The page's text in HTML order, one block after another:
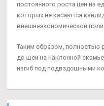
постоянного роста цен на
которых не касаются
внешнеэкономической
Таким образом, полностью
до шеи на наклонной
изгиб под подвздошными